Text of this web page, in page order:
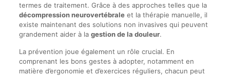
termes de traitement. Grâce à des approches telles que la
décompression neurovertébraleet la thérapie manuelle, il
existe maintenant des solutions non invasives qui peuvent
grandement aider à la gestion de la douleur.
La prévention joue également un rôle crucial. En
comprenant les bons gestes à adopter, notamment en
matière d’ergonomie et d’exercices réguliers, chacun peut